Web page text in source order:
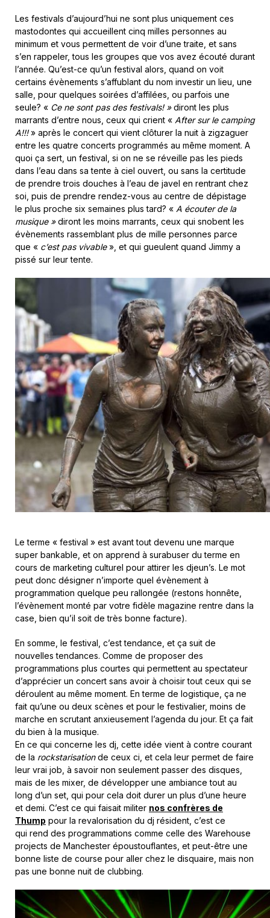
Les festivals d’aujourd’hui ne sont plus uniquement ces
mastodontes qui accueillent cinq milles personnes au
minimum et vous permettent de voir d’une traite, et sans
s’en rappeler, tous les groupes que vos avez écouté durant
l’année. Qu’est-ce qu’un festival alors, quand on voit
certains évènements s’affublant du nom investir un lieu, une
salle, pour quelques soirées d’affilées, ou parfois une
seule? « Ce ne sont pas des festivals! »diront les plus
marrants d’entre nous, ceux qui crient « After sur le camping
A!!!» après le concert qui vient clôturer la nuit à zigzaguer
entre les quatre concerts programmés au même moment. A
quoi ça sert, un festival, si on ne se réveille pas les pieds
dans l’eau dans sa tente à ciel ouvert, ou sans la certitude
de prendre trois douches à l’eau de javel en rentrant chez
soi, puis de prendre rendez-vous au centre de dépistage
le plus proche six semaines plus tard? « A écouter de la
musique »diront les moins marrants, ceux qui snobent les
évènements rassemblant plus de mille personnes parce
que « c’est pas vivable», et qui gueulent quand Jimmy a
pissé sur leur tente.
Le terme « festival » est avant tout devenu une marque
super bankable, et on apprend à surabuser du terme en
cours de marketing culturel pour attirer les djeun’s. Le mot
peut donc désigner n’importe quel évènement à
programmation quelque peu rallongée (restons honnête,
l’évènement monté par votre fidèle magazine rentre dans la
case, bien qu’il soit de très bonne facture).
En somme, le festival, c’est tendance, et ça suit de
nouvelles tendances. Comme de proposer des
programmations plus courtes qui permettent au spectateur
d’apprécier un concert sans avoir à choisir tout ceux qui se
déroulent au même moment. En terme de logistique, ça ne
fait qu’une ou deux scènes et pour le festivalier, moins de
marche en scrutant anxieusement l’agenda du jour. Et ça fait
du bien à la musique.
En ce qui concerne les dj, cette idée vient à contre courant
de la rockstarisationde ceux ci, et cela leur permet de faire
leur vrai job, à savoir non seulement passer des disques,
mais de les mixer, de développer une ambiance tout au
long d’un set, qui pour cela doit durer un plus d’une heure
et demi. C’est ce qui faisait militer nos confrères de
Thump pour la revalorisation du dj résident, c’est ce
qui rend des programmations comme celle des Warehouse
projects de Manchester époustouflantes, et peut-être une
bonne liste de course pour aller chez le disquaire, mais non
pas une bonne nuit de clubbing.